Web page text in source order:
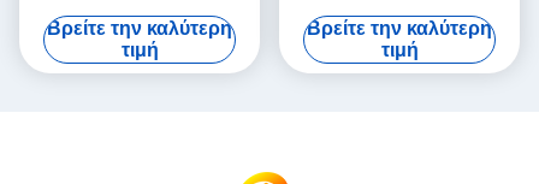
Μηχανή SMT Σειράς YSM
Βρείτε την καλύτερη
τιμή
KXFW1KS5A00
Ολοκαίνουργιος Γνήσιος
Τροφοδότης για Μηχανές
Βρείτε την καλύτερη
τιμή